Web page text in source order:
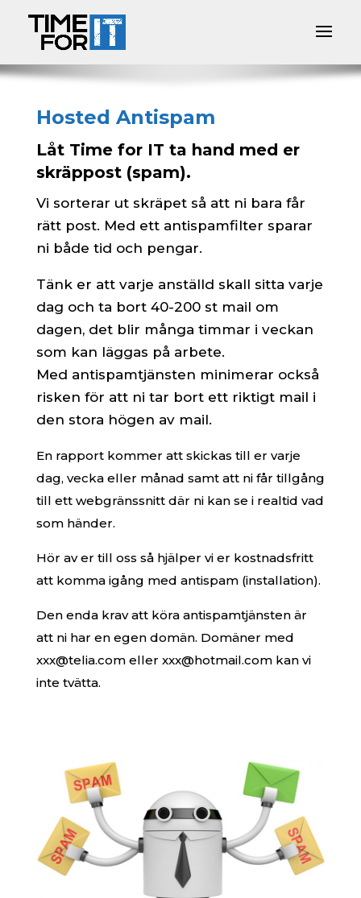
Hosted Antispam
Låt Time for IT ta hand med er
skräppost (spam).
Vi sorterar ut skräpet så att ni bara får
rätt post. Med ett antispamfilter sparar
ni både tid och pengar.
Tänk er att varje anställd skall sitta varje
dag och ta bort 40-200 st mail om
dagen, det blir många timmar i veckan
som kan läggas på arbete.
Med antispamtjänsten minimerar också
risken för att ni tar bort ett riktigt mail i
den stora högen av mail.
En rapport kommer att skickas till er varje
dag, vecka eller månad samt att ni får tillgång
till ett webgränssnitt där ni kan se i realtid vad
som händer.
Hör av er till oss så hjälper vi er kostnadsfritt
att komma igång med antispam (installation).
Den enda krav att köra antispamtjänsten är
att ni har en egen domän. Domäner med
xxx@telia.com eller xxx@hotmail.com kan vi
inte tvätta.